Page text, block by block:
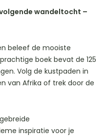
wandeltocht –
beleef de mooiste
boek bevat de 125
Volg de kustpaden in
van Afrika of trek door de
inspiratie voor je